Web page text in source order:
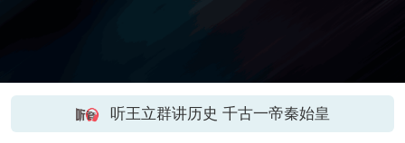
听王立群讲历史 千古一帝秦始皇